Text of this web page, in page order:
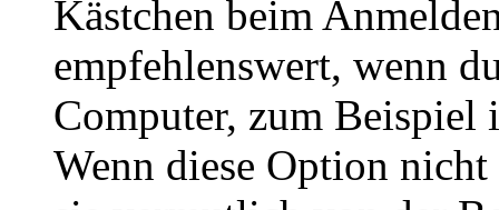
Kästchen beim
empfehlenswert, wenn
Computer, zum Beispiel
Wenn diese Option